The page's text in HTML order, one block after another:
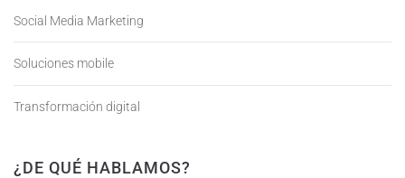
Social Media Marketing
Soluciones mobile
Transformación digital
¿DE QUÉ HABLAMOS?